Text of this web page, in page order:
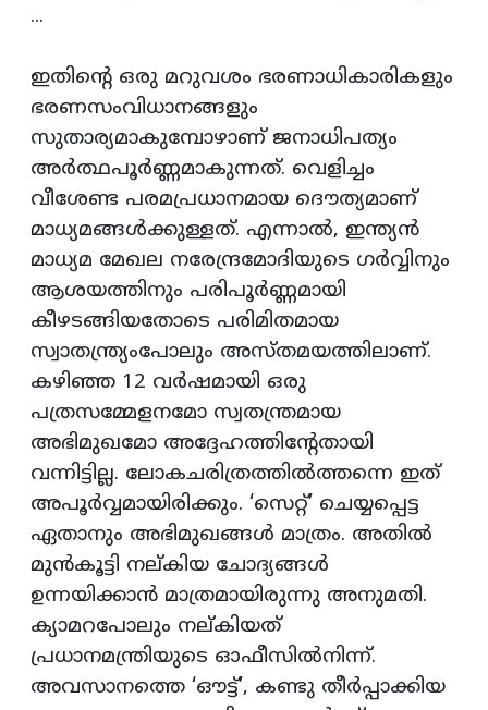
...
ഇതിന്റെ ഒരു മറുവശം ഭരണാധികാരികളും
ഭരണസംവിധാനങ്ങളും
സുതാര്യമാകുമ്പോഴാണ് ജനാധിപത്യം
അർത്ഥപൂർണ്ണമാകുന്നത്. വെളിച്ചം
വീശേണ്ട പരമപ്രധാനമായ ദൌത്യമാണ്
മാധ്യമങ്ങൾക്കുള്ളത്. എന്നാൽ, ഇന്ത്യൻ
മാധ്യമ മേഖല നരേന്ദ്രമോദിയുടെ ഗർവ്വിനും
ആശയത്തിനും പരിപൂർണ്ണമായി
കീഴടങ്ങിയതോടെ പരിമിതമായ
സ്വാതന്ത്ര്യംപോലും അസ്തമയത്തിലാണ്.
കഴിഞ്ഞ 12 വർഷമായി ഒരു
പത്രസമ്മേളനമോ സ്വതന്ത്രമായ
അഭിമുഖമോ അദ്ദേഹത്തിന്റേതായി
വന്നിട്ടില്ല. ലോകചരിത്രത്തിൽത്തന്നെ ഇത്
അപൂർവ്വമായിരിക്കും. ‘സെറ്റ്’ ചെയ്യപ്പെട്ട
ഏതാനും അഭിമുഖങ്ങൾ മാത്രം. അതിൽ
മുൻകൂട്ടി നല്കിയ ചോദ്യങ്ങൾ
ഉന്നയിക്കാൻ മാത്രമായിരുന്നു അനുമതി.
ക്യാമറപോലും നല്കിയത്
പ്രധാനമന്ത്രിയുടെ ഓഫീസിൽനിന്ന്.
അവസാനത്തെ ‘ഔട്ട്’, കണ്ടു തീർപ്പാക്കിയ